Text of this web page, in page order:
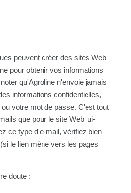
peuvent créer des sites Web
pour obtenir vos informations
qu'Agroline n'envoie jamais
informations confidentielles,
votre mot de passe. C'est tout
que pour le site Web lui-
ce type d'e-mail, vérifiez bien
le lien mène vers les pages
doute :